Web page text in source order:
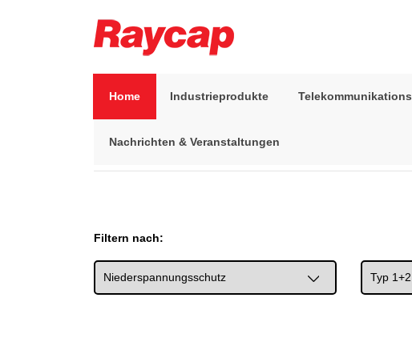
Home Industrieprodukte Telekommunikations
Nachrichten & Veranstaltungen
Start>Industrieprodukte>Niederspannungsschutz
Filtern nach: